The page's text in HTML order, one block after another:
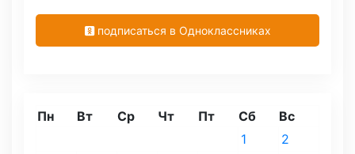
подписаться в Одноклассниках
Пн Вт Ср Чт Пт Сб Вс
1
2